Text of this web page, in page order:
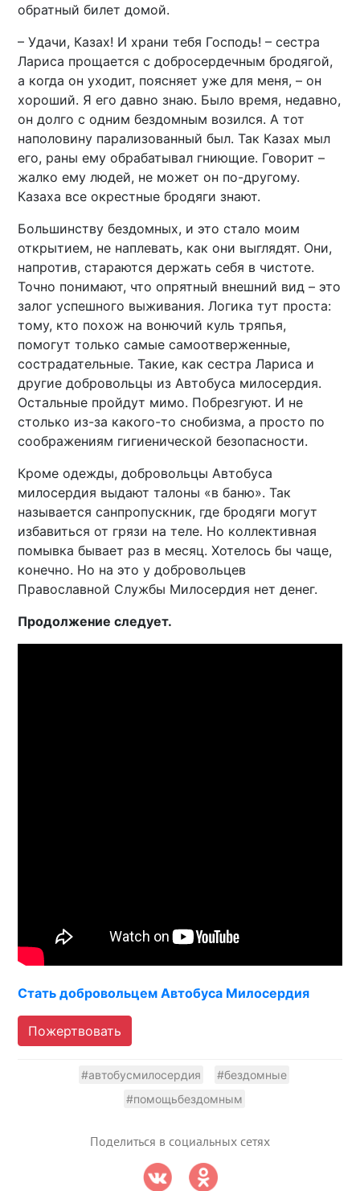
обратный билет домой.
– Удачи, Казах! И храни тебя Господь! – сестра
Лариса прощается с добросердечным бродягой,
а когда он уходит, поясняет уже для меня, – он
хороший. Я его давно знаю. Было время, недавно,
он долго с одним бездомным возился. А тот
наполовину парализованный был. Так Казах мыл
его, раны ему обрабатывал гниющие. Говорит –
жалко ему людей, не может он по-другому.
Казаха все окрестные бродяги знают.
Большинству бездомных, и это стало моим
открытием, не наплевать, как они выглядят. Они,
напротив, стараются держать себя в чистоте.
Точно понимают, что опрятный внешний вид – это
залог успешного выживания. Логика тут проста:
тому, кто похож на вонючий куль тряпья,
помогут только самые самоотверженные,
сострадательные. Такие, как сестра Лариса и
другие добровольцы из Автобуса милосердия.
Остальные пройдут мимо. Побрезгуют. И не
столько из-за какого-то снобизма, а просто по
соображениям гигиенической безопасности.
Кроме одежды, добровольцы Автобуса
милосердия выдают талоны «в баню». Так
называется санпропускник, где бродяги могут
избавиться от грязи на теле. Но коллективная
помывка бывает раз в месяц. Хотелось бы чаще,
конечно. Но на это у добровольцев
Православной Службы Милосердия нет денег.
Продолжение следует.
Стать добровольцем Автобуса Милосердия
Пожертвовать
#автобусмилосердия
#бездомные
#помощьбездомным
Поделиться в социальных сетях